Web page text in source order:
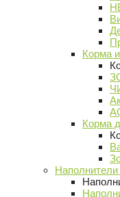
Корма
Корма